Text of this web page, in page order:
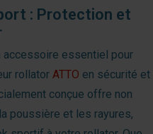
: Protection et
accessoire essentiel pour
rollator ATTO en sécurité et
conçue offre non
poussière et les rayures,